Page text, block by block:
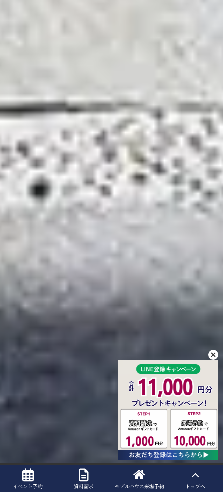
イベント予約 資料請求 モデルハウス来場予約 トップへ